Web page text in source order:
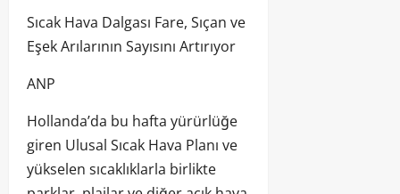
Sıcak Hava Dalgası Fare, Sıçan ve
Eşek Arılarının Sayısını Artırıyor
ANP
Hollanda’da bu hafta yürürlüğe
giren Ulusal Sıcak Hava Planı ve
yükselen sıcaklıklarla birlikte